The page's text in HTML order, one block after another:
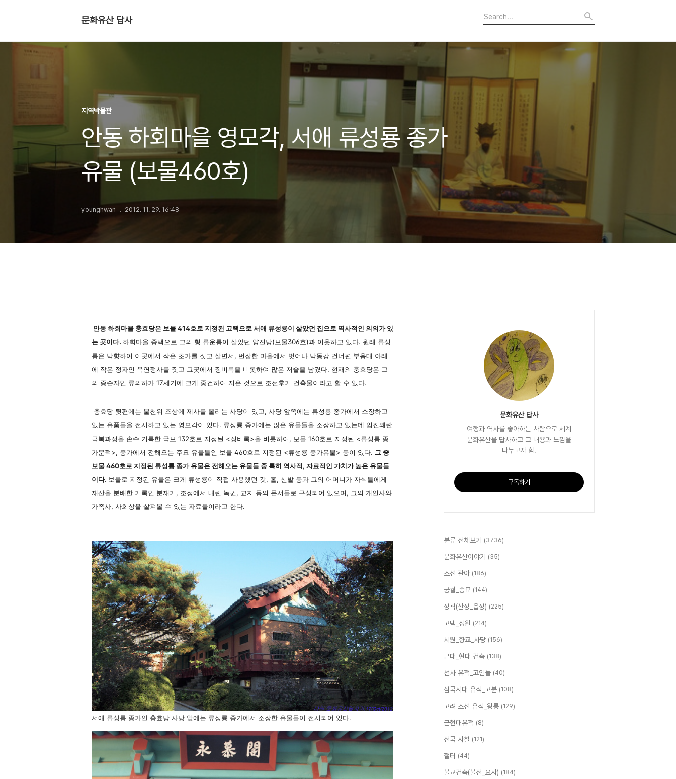
문화유산 답사
지역박물관
안동 하회마을 영모각, 서애 류성룡 종가
유물 (보물460호)
younghwan 2012. 11. 29. 16:48
안동 하회마을 충효당은 보물 414호로 지정된 고택으로 서애 류성룡이 살았던 집으로 역사적인 의의가 있
는 곳이다. 하회마을 종택으로 그의 형 류운룡이 살았던 양진당(보물306호)과 이웃하고 있다. 원래 류성
룡은 낙향하여 이곳에서 작은 초가를 짓고 살면서, 번잡한 마을에서 벗어나 낙동강 건너편 부용대 아래
에 작은 정자인 옥연정사를 짓고 그곳에서 징비록을 비롯하여 많은 저술을 남겼다. 현재의 충효당은 그
의 증손자인 류의하가 17세기에 크게 중건하여 지은 것으로 조선후기 건축물이라고 할 수 있다.
충효당 뒷편에는 불천위 조상에 제사를 올리는 사당이 있고, 사당 앞쪽에는 류성룡 종가에서 소장하고
있는 유품들을 전시하고 있는 영모각이 있다. 류성룡 종가에는 많은 유물들을 소장하고 있는데 임진왜란
극복과정을 손수 기록한 국보 132호로 지정된 <징비록>을 비롯하여, 보물 160호로 지정된 <류성룡 종
가문적>, 종가에서 전해오는 주요 유물들인 보물 460호로 지정된 <류성룡 종가유물> 등이 있다. 그 중
보물 460호로 지정된 류성룡 종가 유물은 전해오는 유물들 중 특히 역사적, 자료적인 가치가 높은 유물들
이다. 보물로 지정된 유물은 크게 류성룡이 직접 사용했던 갓, 홀, 신발 등과 그의 어머니가 자식들에게
재산을 분배한 기록인 분재기, 조정에서 내린 녹권, 교지 등의 문서들로 구성되어 있으며, 그의 개인사와
가족사, 사회상을 살펴볼 수 있는 자료들이라고 한다.
서애 류성룡 종가인 충효당 사당 앞에는 류성룡 종가에서 소장한 유물들이 전시되어 있다.
문화유산 답사
여행과 역사를 좋아하는 사람으로 세계
문화유산을 답사하고 그 내용과 느낌을
나누고자 함.
구독하기
분류 전체보기 (3736)
문화유산이야기 (35)
조선 관아 (186)
궁궐_종묘 (144)
성곽(산성_읍성) (225)
고택_정원 (214)
서원_향교_사당 (156)
근대_현대 건축 (138)
선사 유적_고인돌 (40)
삼국시대 유적_고분 (108)
고려 조선 유적_왕릉 (129)
근현대유적 (8)
전국 사찰 (121)
절터 (44)
불교건축(불전_요사) (184)